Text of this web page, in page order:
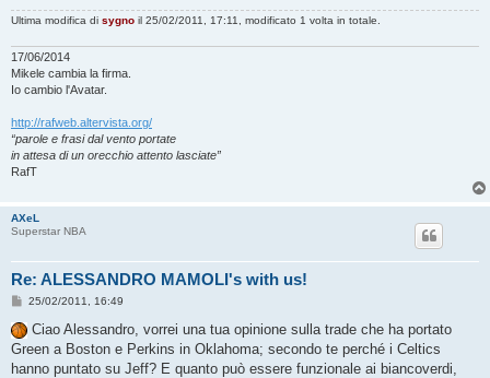
o
Ultima modifica di sygno il 25/02/2011, 17:11, modificato 1 volta in totale.
17/06/2014
Mikele cambia la firma.
Io cambio l'Avatar.
http://rafweb.altervista.org/
“parole e frasi dal vento portate
in attesa di un orecchio attento lasciate”
RafT
AXeL
Superstar NBA
Re: ALESSANDRO MAMOLI's with us!
M
s
s
a
g
25/02/2011, 16:49
Ciao Alessandro, vorrei una tua opinione sulla trade che ha portato
Green a Boston e Perkins in Oklahoma; secondo te perché i Celtics
hanno puntato su Jeff? E quanto può essere funzionale ai biancoverdi,